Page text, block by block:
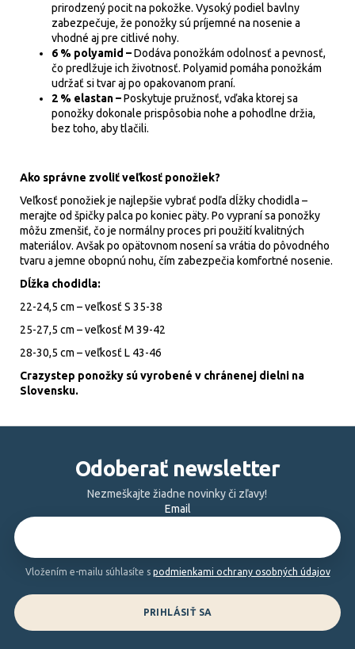
prirodzený pocit na pokožke. Vysoký podiel bavlny
zabezpečuje, že ponožky sú príjemné na nosenie a
vhodné aj pre citlivé nohy.
6 % polyamid –Dodáva ponožkám odolnosť a pevnosť,
čo predlžuje ich životnosť. Polyamid pomáha ponožkám
udržať si tvar aj po opakovanom praní.
2 % elastan –Poskytuje pružnosť, vďaka ktorej sa
ponožky dokonale prispôsobia nohe a pohodlne držia,
bez toho, aby tlačili.
Ako správne zvoliť veľkosť ponožiek?
Veľkosť ponožiek je najlepšie vybrať podľa dĺžky chodidla –
merajte od špičky palca po koniec päty. Po vypraní sa ponožky
môžu zmenšiť, čo je normálny proces pri použití kvalitných
materiálov. Avšak po opätovnom nosení sa vrátia do pôvodného
tvaru a jemne obopnú nohu, čím zabezpečia komfortné nosenie.
Dĺžka chodidla:
22-24,5 cm – veľkosť S 35-38
25-27,5 cm – veľkosť M 39-42
28-30,5 cm – veľkosť L 43-46
Crazystep ponožky sú vyrobené v chránenej dielni na
Slovensku.
Odoberať newsletter
Nezmeškajte žiadne novinky či zľavy!
Email
Vložením e-mailu súhlasíte s podmienkami ochrany osobných údajov
PRIHLÁSIŤ SA